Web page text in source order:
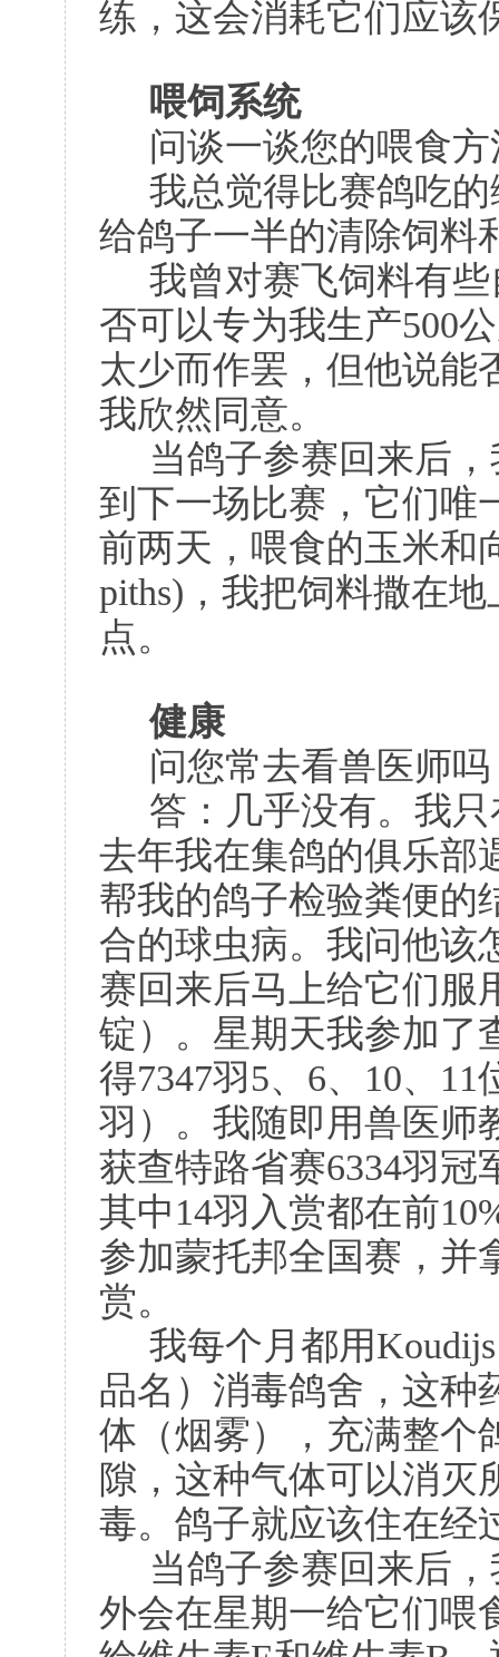
练，这会消耗它们应该
喂饲系统
问谈一谈您的喂食
我总觉得比赛鸽吃
给鸽子一半的清除饲料
我曾对赛飞饲料有
否可以专为我生产500
太少而作罢，但他说能
我欣然同意。
当鸽子参赛回来后
到下一场比赛，它们唯
前两天，喂食的玉米和
piths)，我把饲料撒在
点。
健康
问您常去看兽医师吗
答：几乎没有。我
去年我在集鸽的俱乐部
帮我的鸽子检验粪便的
合的球虫病。我问他该
赛回来后马上给它们服
锭）。星期天我参加了
得7347羽5、6、10、
羽）。我随即用兽医师
获查特路省赛6334羽冠
其中14羽入赏都在前
参加蒙托邦全国赛，并
赏。
我每个月都用
品名）消毒鸽舍，这种
体（烟雾），充满整个
隙，这种气体可以消灭
毒。鸽子就应该住在经
当鸽子参赛回来后
外会在星期一给它们喂